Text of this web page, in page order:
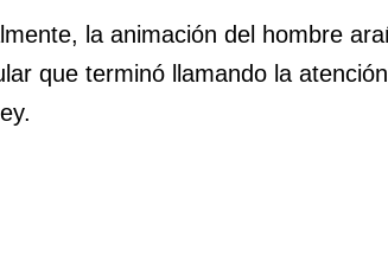
la animación del hombre
que terminó llamando la